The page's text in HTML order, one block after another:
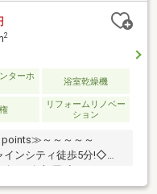
2
ターホ
浴室乾燥機
リフォームリノベー
ション
～～～～～
ンシティ徒歩5分!◇心
新生活!◇専有面積４